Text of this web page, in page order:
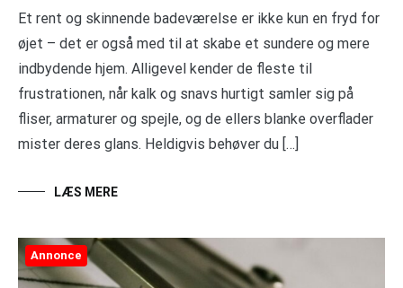
Et rent og skinnende badeværelse er ikke kun en fryd for
øjet – det er også med til at skabe et sundere og mere
indbydende hjem. Alligevel kender de fleste til
frustrationen, når kalk og snavs hurtigt samler sig på
fliser, armaturer og spejle, og de ellers blanke overflader
mister deres glans. Heldigvis behøver du […]
LÆS MERE
Annonce